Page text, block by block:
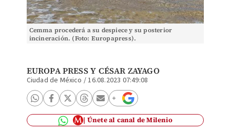
Cemma procederá a su despiece y su posterior
incineración. (Foto: Europapress).
EUROPA PRESS Y CÉSAR ZAYAGO
Ciudad de México /16.08.2023 07:49:08
Únete al canal de Milenio